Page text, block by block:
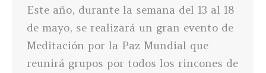
Este año, durante la semana del 13 al 18
de mayo, se realizará un gran evento de
Meditación por la Paz Mundial que
reunirá grupos por todos los rincones de